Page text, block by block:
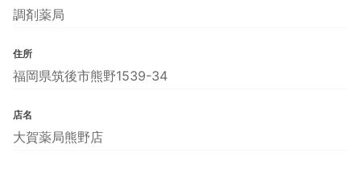
調剤薬局
住所
福岡県筑後市熊野1539-34
店名
大賀薬局熊野店